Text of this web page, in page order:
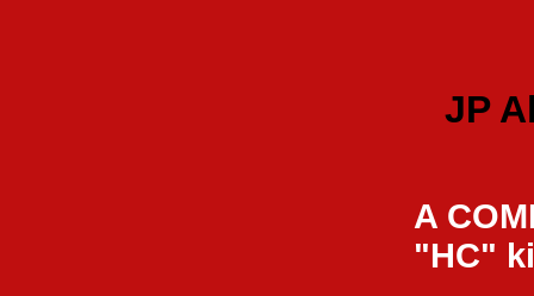
JP
A
"HC"